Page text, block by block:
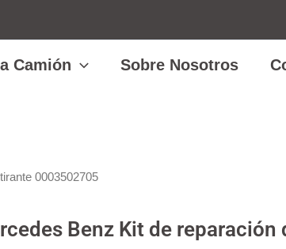
Camión Sobre Nosotros
0003502705
Benz Kit de